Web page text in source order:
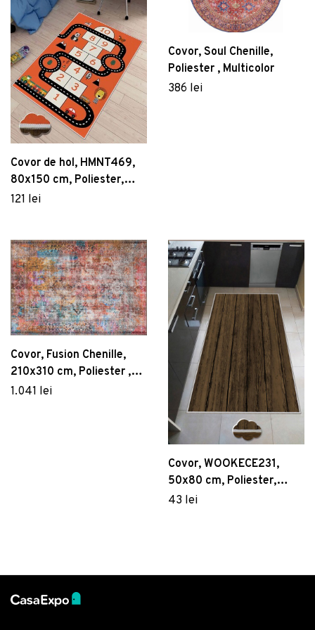
Covor de hol, HMNT469,
80x150 cm, Poliester,
Multicolor
121 lei
Covor, Soul Chenille,
Poliester , Multicolor
386 lei
Covor, Fusion Chenille,
210x310 cm, Poliester ,
Multicolor
1.041 lei
Covor, WOOKECE231,
50x80 cm, Poliester,
Multicolor
43 lei